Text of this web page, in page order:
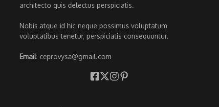
architecto quis delectus perspiciatis.
Nobis atque id hic neque possimus voluptatum
voluptatibus tenetur, perspiciatis consequuntur.
Email: ceprovysa@gmail.com